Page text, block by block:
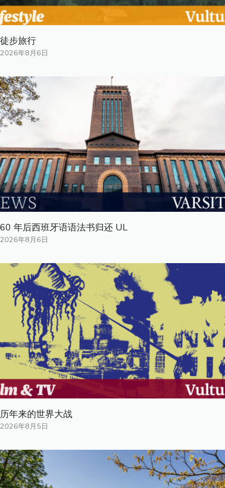
徒步旅行
2026年8月6日
60 年后西班牙语语法书归还 UL
2026年8月6日
历年来的世界大战
2026年8月5日